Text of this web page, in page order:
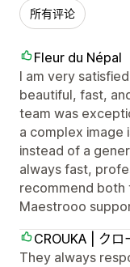
所有评论
Fleur du Népal
I am very
beautiful, fast,
team was
a complex image
instead of a
always fast,
recommend both
Maestrooo
CROUKA | ク
They always